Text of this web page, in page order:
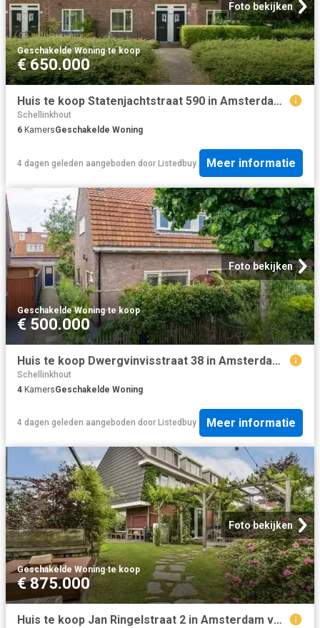
Foto bekijken
Geschakelde Woning·te koop
€ 650.000
Huis te koop Statenjachtstraat 590 in Amsterdam voor € 650.000
Schellinkhout
6 KamersGeschakelde Woning
4 dagen geleden aangeboden door Listedbuy Meer informatie
Foto bekijken
Geschakelde Woning·te koop
€ 500.000
Huis te koop Dwergvinvisstraat 38 in Amsterdam voor € 500.000
Schellinkhout
4 KamersGeschakelde Woning
4 dagen geleden aangeboden door Listedbuy Meer informatie
Foto bekijken
Geschakelde Woning·te koop
€ 875.000
Huis te koop Jan Ringelstraat 2 in Amsterdam voor € 875.000